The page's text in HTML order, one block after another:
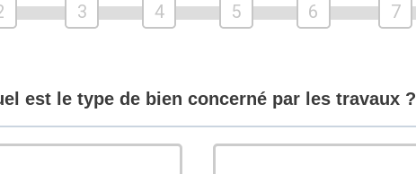
3 4 5 6 7
est le type de bien concerné par les travaux ?